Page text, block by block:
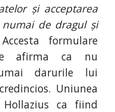
și acceptarea
de dragul și
formulare
afirma ca nu
darurile lui
Uniunea
ca fiind